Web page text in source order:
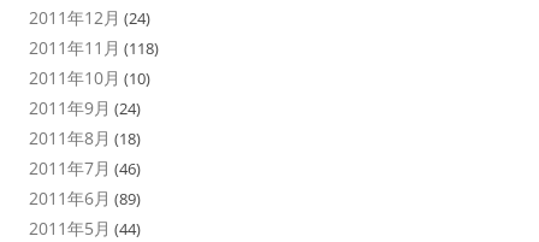
2011年12月 (24)
2011年11月 (118)
2011年10月 (10)
2011年9月 (24)
2011年8月 (18)
2011年7月 (46)
2011年6月 (89)
2011年5月 (44)